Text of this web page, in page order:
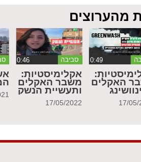
מהערוצים
‏0:49
האקלים
17/05/
סביבה
אקלימיסטיות:
משבר האקלים
ותעשיית הנשק
17/05/2022